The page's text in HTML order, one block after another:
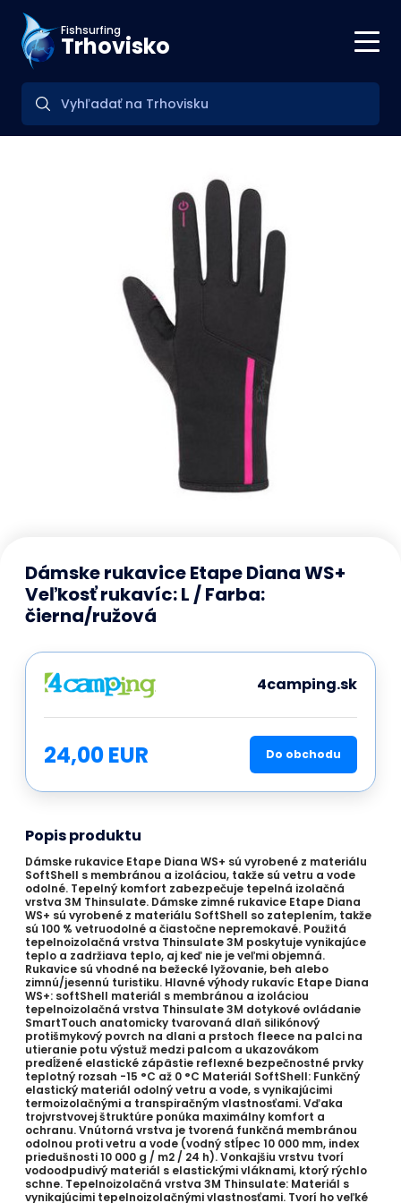
Fishsurfing
Trhovisko
Dámske rukavice Etape Diana WS+
Veľkosť rukavíc: L / Farba:
čierna/ružová
4camping.sk
24,00 EUR Do obchodu
Popis produktu
Dámske rukavice Etape Diana WS+ sú vyrobené z materiálu
SoftShell s membránou a izoláciou, takže sú vetru a vode
odolné. Tepelný komfort zabezpečuje tepelná izolačná
vrstva 3M Thinsulate. Dámske zimné rukavice Etape Diana
WS+ sú vyrobené z materiálu SoftShell so zateplením, takže
sú 100 % vetruodolné a čiastočne nepremokavé. Použitá
tepelnoizolačná vrstva Thinsulate 3M poskytuje vynikajúce
teplo a zadržiava teplo, aj keď nie je veľmi objemná.
Rukavice sú vhodné na bežecké lyžovanie, beh alebo
zimnú/jesennú turistiku. Hlavné výhody rukavíc Etape Diana
WS+: softShell materiál s membránou a izoláciou
tepelnoizolačná vrstva Thinsulate 3M dotykové ovládanie
SmartTouch anatomicky tvarovaná dlaň silikónový
protišmykový povrch na dlani a prstoch fleece na palci na
utieranie potu výstuž medzi palcom a ukazovákom
predĺžené elastické zápästie reflexné bezpečnostné prvky
teplotný rozsah -15 °C až 0 °C Materiál SoftShell: Funkčný
elastický materiál odolný vetru a vode, s vynikajúcimi
termoizolačnými a transpiračným vlastnosťami. Vďaka
trojvrstvovej štruktúre ponúka maximálny komfort a
ochranu. Vnútorná vrstva je tvorená funkčná membránou
odolnou proti vetru a vode (vodný stĺpec 10 000 mm, index
priedušnosti 10 000 g / m2 / 24 h). Vonkajšiu vrstvu tvorí
vodoodpudivý materiál s elastickými vláknami, ktorý rýchlo
schne. Tepelnoizolačná vrstva 3M Thinsulate: Materiál s
vynikajúcimi tepelnoizolačnými vlastnosťami. Tvorí ho veľké